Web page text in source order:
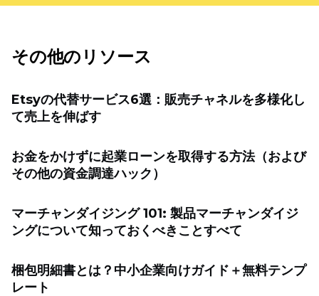
その他のリソース
Etsyの代替サービス6選：販売チャネルを多様化し
て売上を伸ばす
お金をかけずに起業ローンを取得する方法（および
その他の資金調達ハック）
マーチャンダイジング 101: 製品マーチャンダイジ
ングについて知っておくべきことすべて
梱包明細書とは？中小企業向けガイド＋無料テンプ
レート